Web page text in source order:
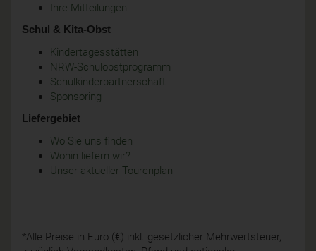
Ihre Mitteilungen
Schul & Kita-Obst
Kindertagesstätten
NRW-Schulobstprogramm
Schulkinderpartnerschaft
Sponsoring
Liefergebiet
Wo Sie uns finden
Wohin liefern wir?
Unser aktueller Tourenplan
*Alle Preise in Euro (€) inkl. gesetzlicher Mehrwertsteuer,